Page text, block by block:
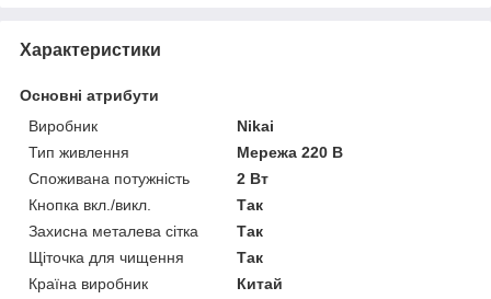
Характеристики
Основні атрибути
Виробник
Nikai
Тип живлення
Мережа 220 В
Споживана потужність
2 Вт
Кнопка вкл./викл.
Так
Захисна металева сітка
Так
Щіточка для чищення
Так
Країна виробник
Китай